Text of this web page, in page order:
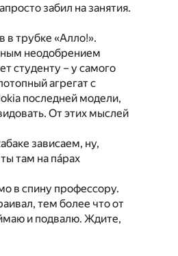
забил на занятия.
в трубке «Алло!».
неодобрением
студенту – у самого
агрегат с
последней модели,
От этих мыслей
зависаем, ну,
там на пáрах
в спину профессору.
тем более что от
и подвалю. Ждите,